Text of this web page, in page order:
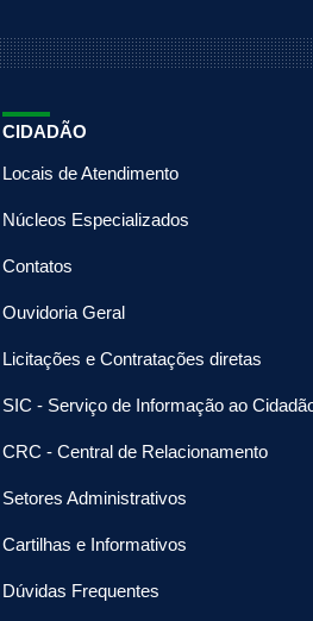
CIDADÃO
Locais de Atendimento
Núcleos Especializados
Contatos
Ouvidoria Geral
Licitações e Contratações diretas
SIC - Serviço de Informação ao
CRC - Central de Relacionamento
Setores Administrativos
Cartilhas e Informativos
Dúvidas Frequentes